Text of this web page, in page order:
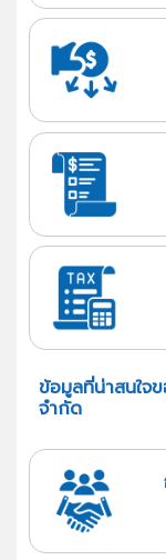
ข้อมูลที่น่าสนใจ
จำกัด